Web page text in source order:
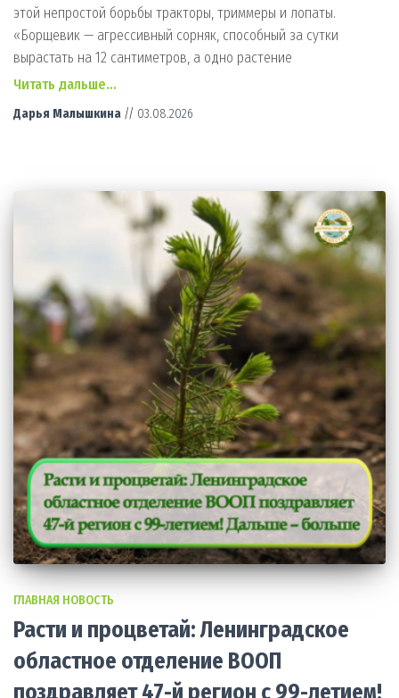
этой непростой борьбы тракторы, триммеры и лопаты.
«Борщевик — агрессивный сорняк, способный за сутки
вырастать на 12 сантиметров, а одно растение
Читать дальше…
Дарья Малышкина // 03.08.2026
ГЛАВНАЯ НОВОСТЬ
Расти и процветай: Ленинградское
областное отделение ВООП
поздравляет 47-й регион с 99-летием!